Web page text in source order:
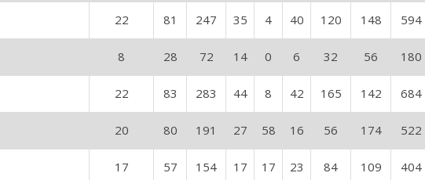
22 81 247 35 4 40 120 148 594
8 28 72 14 0 6 32 56 180
22 83 283 44 8 42 165 142 684
20 80 191 27 58 16 56 174 522
17 57 154 17 17 23 84 109 404